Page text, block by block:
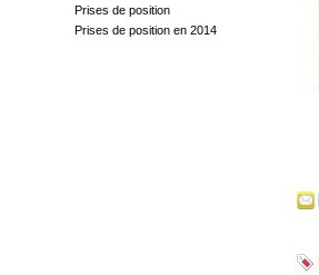
Prises de position
Prises de position en 2014